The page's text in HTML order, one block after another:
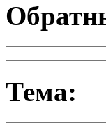
Тема: